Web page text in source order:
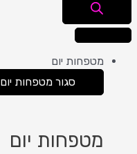
מטפחות יום
סגור מטפחות יום
מטפחות יום